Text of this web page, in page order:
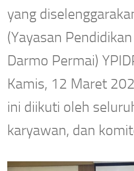
yang
(Yayasan
Darmo Permai)
Kamis, 12 Maret
ini diikuti oleh
karyawan, dan